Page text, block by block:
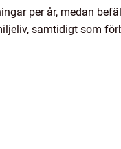
per år, medan
samtidigt som